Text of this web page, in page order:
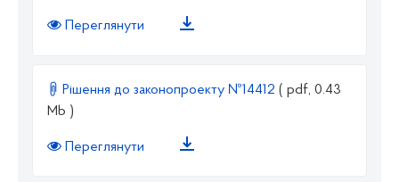
Переглянути
Рішення до законопроекту №14412 ( pdf, 0.43
Mb )
Переглянути